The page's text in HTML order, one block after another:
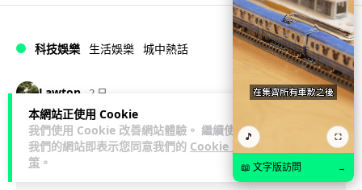
本網站正使用 Cookie
我們使用 Cookie 改善網站體驗。 繼續使用
我們的網站即表示您同意我們的 Cookie 政
策 。
科技娛樂 生活娛樂 城中熱話
Lawton 2 日
澤連斯基怒斥俄軍「人肉狩獵」 無人機
追殺烏克蘭小販近 40 秒仍被炸傷
🎵 ⛶
📖 文字版訪問 →